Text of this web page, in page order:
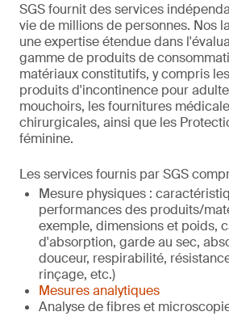
SGS fournit des services
vie de millions de personnes. Nos
une expertise étendue dans
gamme de produits de
matériaux constitutifs, y compris
produits d'incontinence pour
mouchoirs, les fournitures
chirurgicales, ainsi que les
féminine.
Les services fournis par SGS
Mesure physiques :
performances des produits/
exemple, dimensions et poids,
d'absorption, garde au sec,
douceur, respirabilité,
rinçage, etc.)
Mesures analytiques
Analyse de fibres et